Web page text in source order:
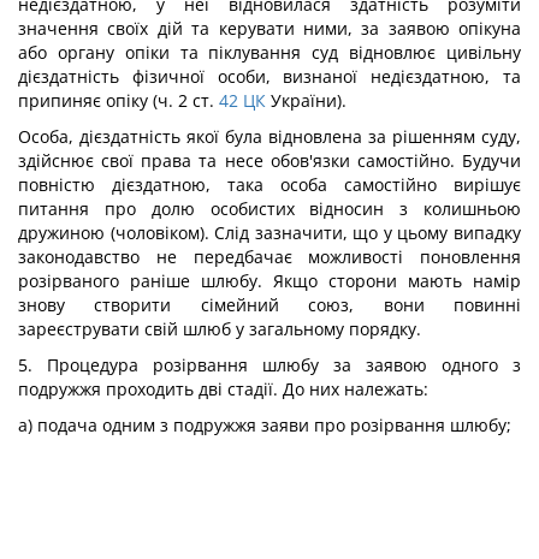
значення своїх дій та керувати ними, за заявою опікуна
або органу опіки та піклування суд відновлює цивільну
дієздатність фізичної особи, визнаної недієздатною, та
припиняє опіку (ч. 2 ст. 42 ЦК України).
Особа, дієздатність якої була відновлена за рішенням суду,
здійснює свої права та несе обов'язки самостійно. Будучи
повністю дієздатною, така особа самостійно вирішує
питання про долю особистих відносин з колишньою
дружиною (чоловіком). Слід зазначити, що у цьому випадку
законодавство не передбачає можливості поновлення
розірваного раніше шлюбу. Якщо сторони мають намір
знову створити сімейний союз, вони повинні
зареєструвати свій шлюб у загальному порядку.
5. Процедура розірвання шлюбу за заявою одного з
подружжя проходить дві стадії. До них належать:
а) подача одним з подружжя заяви про розірвання шлюбу;